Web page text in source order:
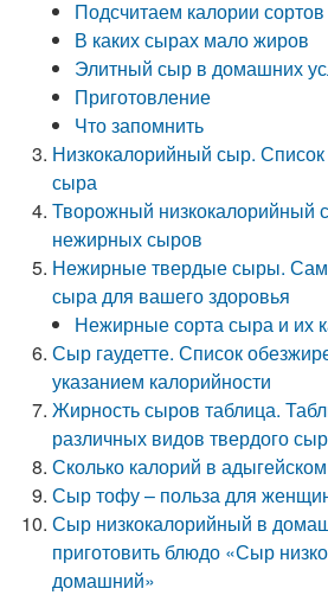
Подсчитаем калории сортов
В каких сырах мало жиров
Элитный сыр в домашних
Приготовление
Что запомнить
Низкокалорийный сыр.
сыра
Творожный низкокалорийный
нежирных сыров
Нежирные твердые сыры.
сыра для вашего здоровья
Нежирные сорта сыра и их
Сыр гаудетте. Список
указанием калорийности
Жирность сыров таблица.
различных видов твердого
Сколько калорий в
Сыр тофу – польза для
Сыр низкокалорийный в
приготовить блюдо «Сыр
домашний»